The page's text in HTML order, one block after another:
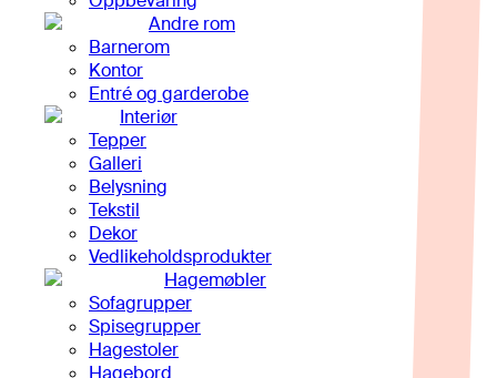
Andre rom
Barnerom
Kontor
Entré og garderobe
Interiør
Tepper
Galleri
Belysning
Tekstil
Dekor
Vedlikeholdsprodukter
Hagemøbler
Sofagrupper
Spisegrupper
Hagestoler
Hagebord